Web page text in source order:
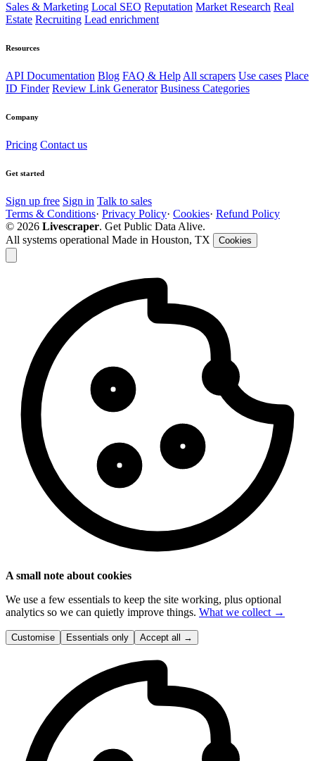
Sales & Marketing Local SEO Reputation Market Research Real
Estate Recruiting Lead enrichment
Resources
API Documentation Blog FAQ & Help All scrapers Use cases Place
ID Finder Review Link Generator Business Categories
Company
Pricing Contact us
Get started
Sign up free Sign in Talk to sales
Terms & Conditions· Privacy Policy· Cookies· Refund Policy
© 2026 Livescraper. Get Public Data Alive.
All systems operational Made in Houston, TX Cookies
A small note about cookies
We use a few essentials to keep the site working, plus optional
analytics so we can quietly improve things. What we collect →
Customise Essentials only Accept all →